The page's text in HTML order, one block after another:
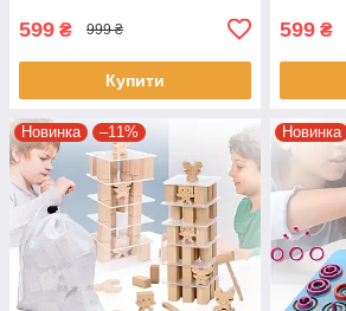
599 ₴ 999 ₴
Купити
599 ₴
Новинка –11% Новинка